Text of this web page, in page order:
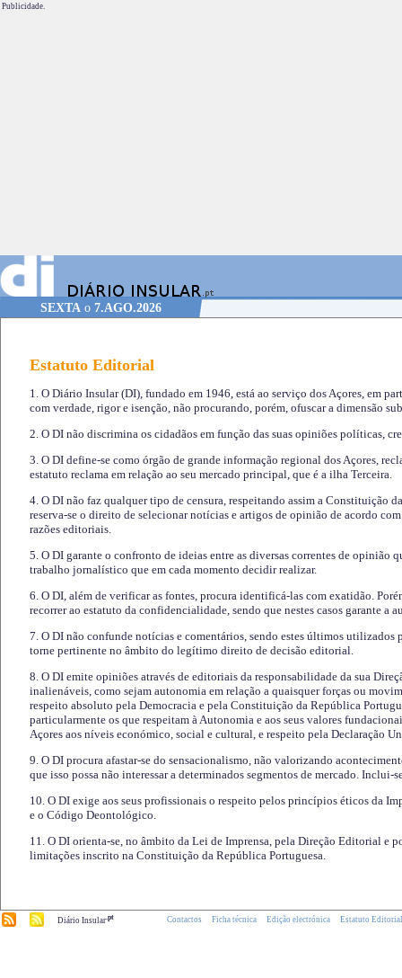
Publicidade.
SEXTA o 7.AGO.2026
Estatuto Editorial
1. O Diário Insular (DI), fundado em 1946, está ao serviço dos Açores, em
com verdade, rigor e isenção, não procurando, porém, ofuscar a dimensão
2. O DI não discrimina os cidadãos em função das suas opiniões políticas,
3. O DI define-se como órgão de grande informação regional dos Açores,
estatuto reclama em relação ao seu mercado principal, que é a ilha Terceira.
4. O DI não faz qualquer tipo de censura, respeitando assim a Constituição
reserva-se o direito de selecionar notícias e artigos de opinião de acordo
razões editoriais.
5. O DI garante o confronto de ideias entre as diversas correntes de opinião
trabalho jornalístico que em cada momento decidir realizar.
6. O DI, além de verificar as fontes, procura identificá-las com exatidão.
recorrer ao estatuto da confidencialidade, sendo que nestes casos garante a
7. O DI não confunde notícias e comentários, sendo estes últimos utilizados
torne pertinente no âmbito do legítimo direito de decisão editorial.
8. O DI emite opiniões através de editoriais da responsabilidade da sua
inalienáveis, como sejam autonomia em relação a quaisquer forças ou
respeito absoluto pela Democracia e pela Constituição da República
particularmente os que respeitam à Autonomia e aos seus valores
Açores aos níveis económico, social e cultural, e respeito pela Declaração
9. O DI procura afastar-se do sensacionalismo, não valorizando
que isso possa não interessar a determinados segmentos de mercado.
10. O DI exige aos seus profissionais o respeito pelos princípios éticos da
e o Código Deontológico.
11. O DI orienta-se, no âmbito da Lei de Imprensa, pela Direção Editorial e
limitações inscrito na Constituição da República Portuguesa.
Diário Insular.pt Contactos Ficha técnica Edição electrónica Estatuto Editorial